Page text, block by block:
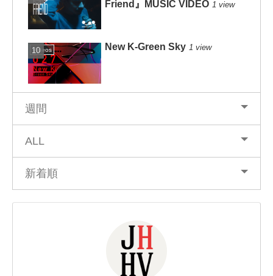
Friend』MUSIC VIDEO 1 view
Videos New K-Green Sky 1 view
週間
ALL
新着順